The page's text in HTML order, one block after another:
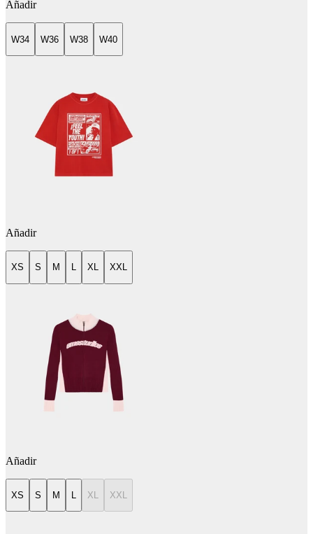
Añadir
W34 W36 W38 W40
Añadir
XS S M L XL XXL
Añadir
XS S M L XL XXL